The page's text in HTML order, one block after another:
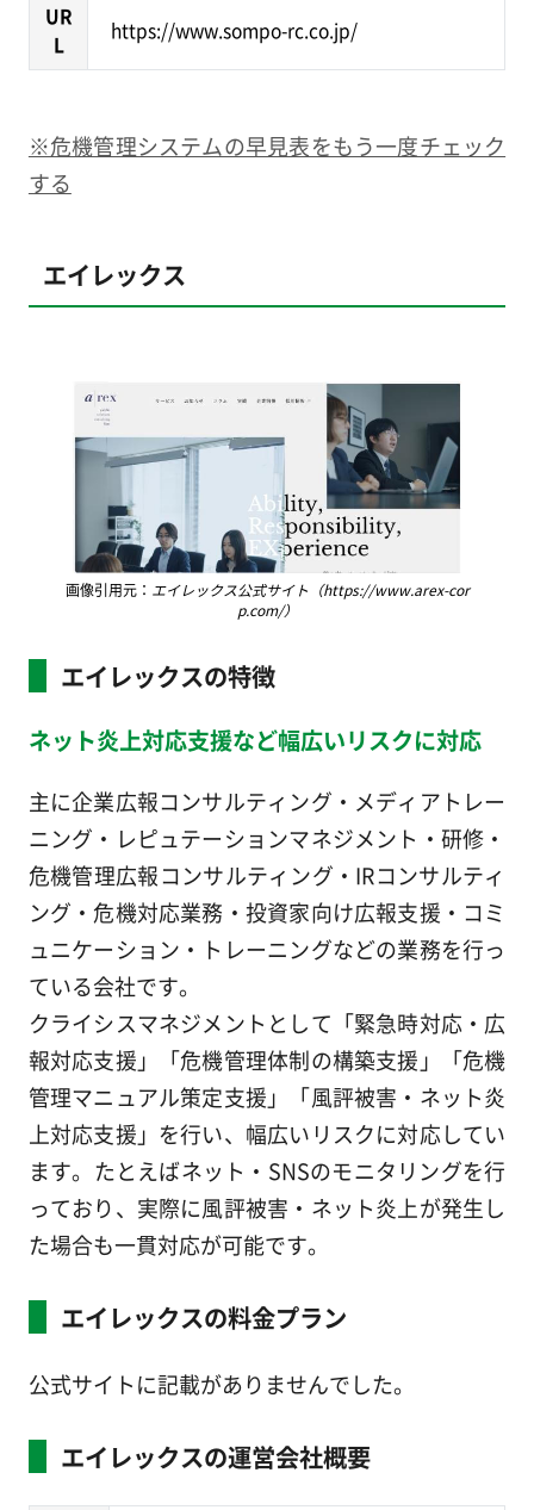
UR
L
https://www.sompo-rc.co.jp/
※危機管理システムの早見表をもう一度チェック
する
エイレックス
画像引用元： エイレックス公式サイト（https://www.arex-cor
p.com/）
エイレックスの特徴
ネット炎上対応支援など幅広いリスクに対応
主に企業広報コンサルティング・メディアトレー
ニング・レピュテーションマネジメント・研修・
危機管理広報コンサルティング・IRコンサルティ
ング・危機対応業務・投資家向け広報支援・コミ
ュニケーション・トレーニングなどの業務を行っ
ている会社です。
クライシスマネジメントとして「緊急時対応・広
報対応支援」「危機管理体制の構築支援」「危機
管理マニュアル策定支援」「風評被害・ネット炎
上対応支援」を行い、幅広いリスクに対応してい
ます。たとえばネット・SNSのモニタリングを行
っており、実際に風評被害・ネット炎上が発生し
た場合も一貫対応が可能です。
エイレックスの料金プラン
公式サイトに記載がありませんでした。
エイレックスの運営会社概要